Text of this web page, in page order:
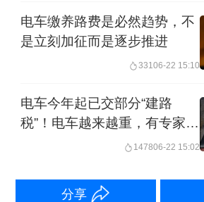
电车缴养路费是必然趋势，不
是立刻加征而是逐步推进
33106-22 15:10
电车今年起已交部分“建路
税”！电车越来越重，有专家建
议对超重电车征车船税，电车
147806-22 15:02
分享